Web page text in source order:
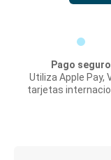
Pago seguro
Utiliza Apple Pay,
tarjetas